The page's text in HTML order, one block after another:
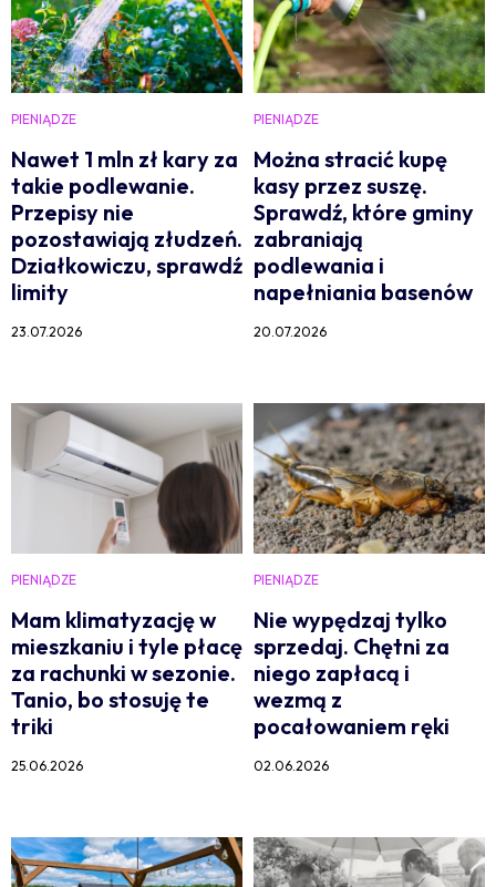
PIENIĄDZE
Nawet 1 mln zł kary za
takie podlewanie.
Przepisy nie
pozostawiają złudzeń.
Działkowiczu, sprawdź
limity
23.07.2026
PIENIĄDZE
Można stracić kupę
kasy przez suszę.
Sprawdź, które gminy
zabraniają
podlewania i
napełniania basenów
20.07.2026
PIENIĄDZE
Mam klimatyzację w
mieszkaniu i tyle płacę
za rachunki w sezonie.
Tanio, bo stosuję te
triki
25.06.2026
PIENIĄDZE
Nie wypędzaj tylko
sprzedaj. Chętni za
niego zapłacą i
wezmą z
pocałowaniem ręki
02.06.2026